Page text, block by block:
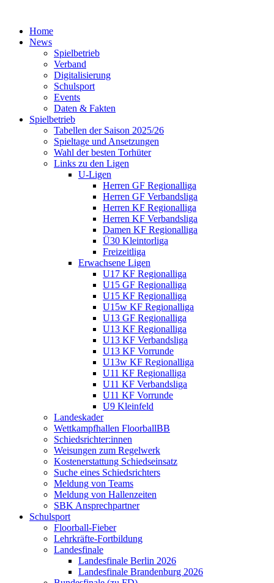
Home
News
Spielbetrieb
Verband
Digitalisierung
Schulsport
Events
Daten & Fakten
Spielbetrieb
Tabellen der Saison 2025/26
Spieltage und Ansetzungen
Wahl der besten Torhüter
Links zu den Ligen
U-Ligen
Herren GF Regionalliga
Herren GF Verbandsliga
Herren KF Regionalliga
Herren KF Verbandsliga
Damen KF Regionalliga
Ü30 Kleintorliga
Freizeitliga
Erwachsene Ligen
U17 KF Regionalliga
U15 GF Regionalliga
U15 KF Regionalliga
U15w KF Regionalliga
U13 GF Regionalliga
U13 KF Regionalliga
U13 KF Verbandsliga
U13 KF Vorrunde
U13w KF Regionalliga
U11 KF Regionalliga
U11 KF Verbandsliga
U11 KF Vorrunde
U9 Kleinfeld
Landeskader
Wettkampfhallen FloorballBB
Schiedsrichter:innen
Weisungen zum Regelwerk
Kostenerstattung Schiedseinsatz
Suche eines Schiedsrichters
Meldung von Teams
Meldung von Hallenzeiten
SBK Ansprechpartner
Schulsport
Floorball-Fieber
Lehrkräfte-Fortbildung
Landesfinale
Landesfinale Berlin 2026
Landesfinale Brandenburg 2026